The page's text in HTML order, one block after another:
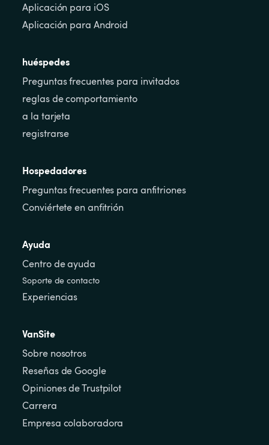
Aplicación para iOS
Aplicación para Android
huéspedes
Preguntas frecuentes para invitados
reglas de comportamiento
a la tarjeta
registrarse
Hospedadores
Preguntas frecuentes para anfitriones
Conviértete en anfitrión
Ayuda
Centro de ayuda
Soporte de contacto
Experiencias
VanSite
Sobre nosotros
Reseñas de Google
Opiniones de Trustpilot
Carrera
Empresa colaboradora